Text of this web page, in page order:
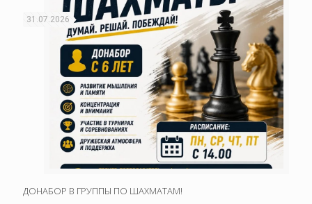
31.07.2026
ДОНАБОР В ГРУППЫ ПО ШАХМАТАМ!